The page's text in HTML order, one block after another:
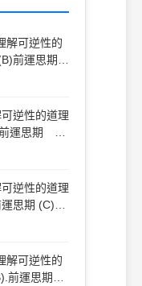
解可逆性的
前運思期
逆性的道理
運思期
。
逆性的道理
思期 (C)具
解可逆性的
前運思期